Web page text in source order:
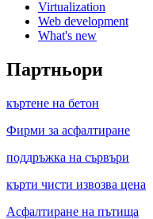
Virtualization
Web development
What's new
Партньори
къртене на бетон
Фирми за асфалтиране
поддръжка на сървъри
кърти чисти извозва цена
Асфалтиране на пътища